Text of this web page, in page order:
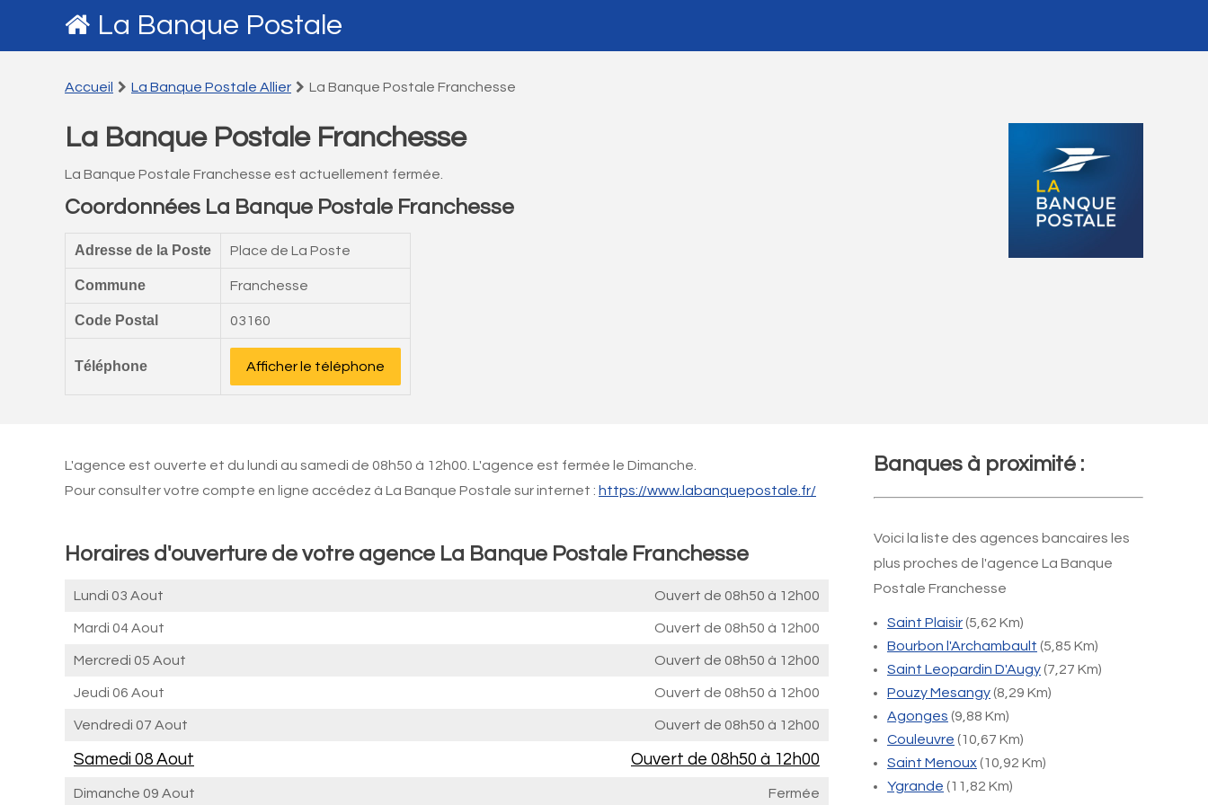
La Banque Postale
Accueil La Banque Postale Allier La Banque Postale Franchesse
La Banque Postale Franchesse
La Banque Postale Franchesse est actuellement fermée.
Coordonnées La Banque Postale Franchesse
Adresse de la Poste Place de La Poste
Commune Franchesse
Code Postal 03160
Téléphone Afficher le téléphone
L'agence est ouverte et du lundi au samedi de 08h50 à 12h00. L'agence est fermée le Dimanche.
Pour consulter votre compte en ligne accédez à La Banque Postale sur internet : https://www.labanquepostale.fr/
Horaires d'ouverture de votre agence La Banque Postale Franchesse
Lundi 03 Aout Ouvert de 08h50 à 12h00
Mardi 04 Aout Ouvert de 08h50 à 12h00
Mercredi 05 Aout Ouvert de 08h50 à 12h00
Jeudi 06 Aout Ouvert de 08h50 à 12h00
Vendredi 07 Aout Ouvert de 08h50 à 12h00
Samedi 08 Aout Ouvert de 08h50 à 12h00
Dimanche 09 Aout Fermée
Banques à proximité :
Voici la liste des agences bancaires les
plus proches de l'agence La Banque
Postale Franchesse
Saint Plaisir(5,62 Km)
Bourbon l'Archambault (5,85 Km)
Saint Leopardin D'Augy(7,27 Km)
Pouzy Mesangy(8,29 Km)
Agonges (9,88 Km)
Couleuvre (10,67 Km)
Saint Menoux(10,92 Km)
Ygrande (11,82 Km)